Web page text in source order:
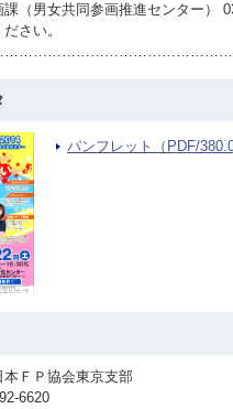
課（男女共同参画推進センター）
さい。
パンフレット（PDF/
本ＦＰ協会東京支部
6620